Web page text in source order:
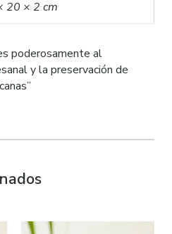
20 × 2 cm
poderosamente al
y la preservación de